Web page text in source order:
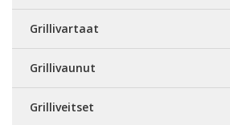
Grillivartaat
Grillivaunut
Grilliveitset